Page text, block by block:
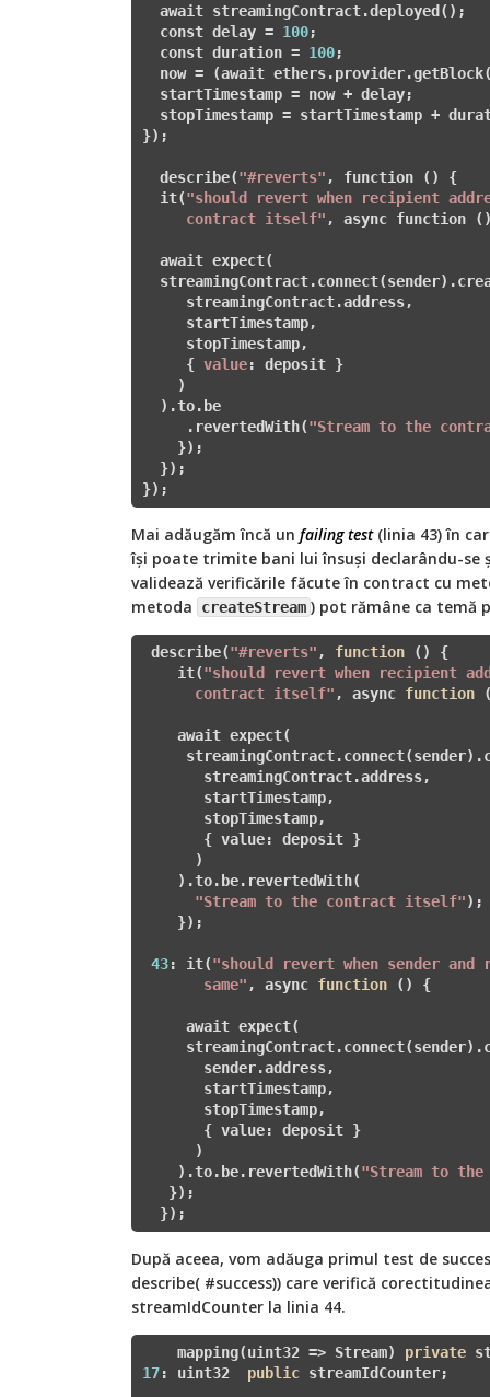
  await streamingContract.deployed();
const delay = 100;
const duration = 100;
now = (await
  startTimestamp = now + delay;
stopTimestamp = startTimestamp +
});
  describe(
"#reverts" , function () {
  it(
"should revert when recipient
     contract itself"
, async function
  await expect(
     streamingContract.address,
     startTimestamp,
     stopTimestamp,
     {
value: deposit }
    )
  ).to.be
     .revertedWith(
"Stream to the
    });
  });
Mai adăugăm încă un failing test(linia 43) în
își poate trimite bani lui însuși declarându-se
validează verificările făcute în contract cu
metoda
createStream ) pot rămâne ca temă
describe("#reverts" , function ()
{
    it(
"should revert when recipient
      contract itself"
, async function
    await expect(
       streamingContract.address,
       startTimestamp,
       stopTimestamp,
       { value: deposit }
      )
    ).to.be.revertedWith(
"Stream to the contract itself");
    });
43: it("should revert when sender
       same"
, async function () {
     await expect(
       sender.address,
       startTimestamp,
       stopTimestamp,
       { value: deposit }
      )
    ).to.be.revertedWith(
"Stream to
   });
  });
După aceea, vom adăuga primul test de
describe( #success)) care verifică
streamIdCounter la linia 44.
    mapping(uint32 => Stream)
private
17: uint32 public streamIdCounter;